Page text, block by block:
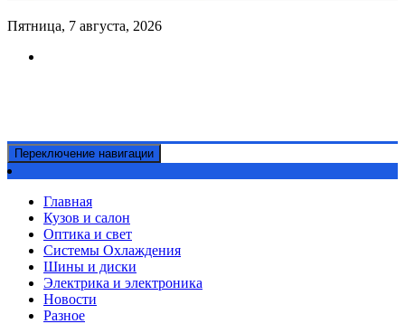
Пятница, 7 августа, 2026
Переключение навигации
Главная
Кузов и салон
Оптика и свет
Системы Охлаждения
Шины и диски
Электрика и электроника
Новости
Разное